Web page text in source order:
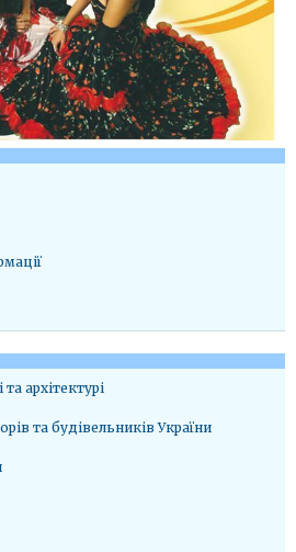
архітектурі
та будівельників України